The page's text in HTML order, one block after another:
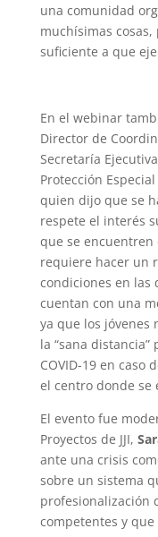
una comunidad
muchísimas
suficiente a que
En el webinar
Director de
Secretaría
Protección
quien dijo que se
respete el interés
que se encuentren
requiere hacer un
condiciones en las
cuentan con una
ya que los jóvenes
la “sana
COVID-19 en caso
el centro donde se
El evento fue
Proyectos de JJI,
ante una crisis
sobre un sistema
profesionalización
competentes y